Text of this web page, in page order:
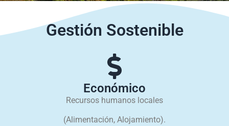
Gestión Sostenible
Económico
Recursos humanos locales
(Alimentación, Alojamiento).